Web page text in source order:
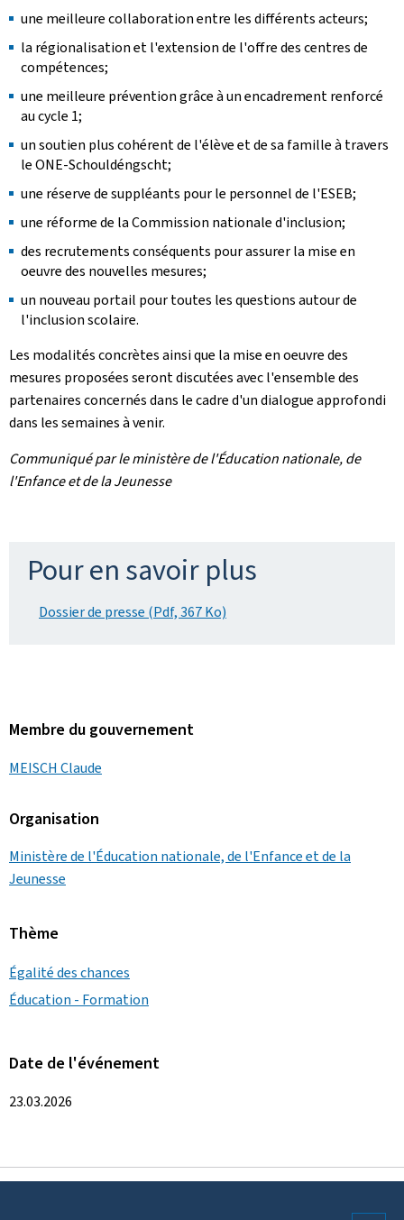
une meilleure collaboration entre les différents acteurs;
la régionalisation et l'extension de l'offre des centres de
compétences;
une meilleure prévention grâce à un encadrement renforcé
au cycle 1;
un soutien plus cohérent de l'élève et de sa famille à travers
le ONE-Schouldéngscht;
une réserve de suppléants pour le personnel de l'ESEB;
une réforme de la Commission nationale d'inclusion;
des recrutements conséquents pour assurer la mise en
oeuvre des nouvelles mesures;
un nouveau portail pour toutes les questions autour de
l'inclusion scolaire.
Les modalités concrètes ainsi que la mise en oeuvre des
mesures proposées seront discutées avec l'ensemble des
partenaires concernés dans le cadre d'un dialogue approfondi
dans les semaines à venir.
Communiqué par le ministère de l'Éducation nationale, de
l'Enfance et de la Jeunesse
Pour en savoir plus
Dossier de presse (Pdf, 367 Ko)
Membre du gouvernement
MEISCH Claude
Organisation
Ministère de l'Éducation nationale, de l'Enfance et de la
Jeunesse
Thème
Égalité des chances
Éducation - Formation
Date de l'événement
23.03.2026